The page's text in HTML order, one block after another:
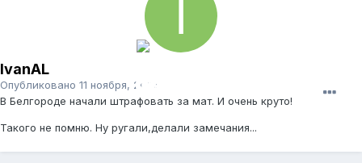
IvanAL
Опубликовано 11 ноября, 2006
В Белгороде начали штрафовать за мат. И очень круто!
Такого не помню. Ну ругали,делали замечания...